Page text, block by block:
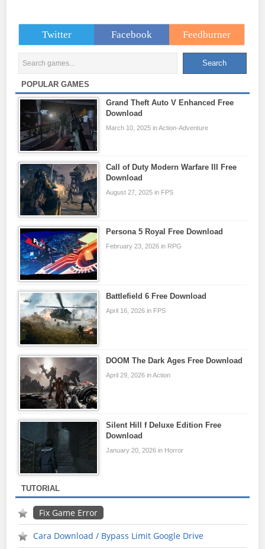
Twitter Facebook Feedburner
POPULAR GAMES
Grand Theft Auto V Enhanced Free
Download
March 10, 2025 in Action-Adventure
Call of Duty Modern Warfare III Free
Download
August 27, 2025 in FPS
Persona 5 Royal Free Download
February 23, 2026 in RPG
Battlefield 6 Free Download
April 16, 2026 in FPS
DOOM The Dark Ages Free Download
April 29, 2026 in Action
Silent Hill f Deluxe Edition Free
Download
January 20, 2026 in Horror
TUTORIAL
Fix Game Error
Cara Download / Bypass Limit Google Drive